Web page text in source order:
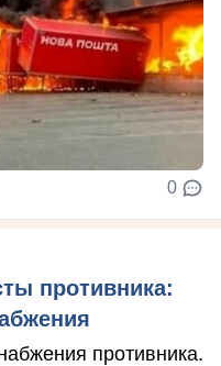
0
противника:
противника.